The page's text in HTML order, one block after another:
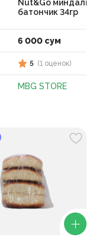
Nut&Go
батончик 34гр
6 000 сум
5 (1 оценок)
MBG STORE